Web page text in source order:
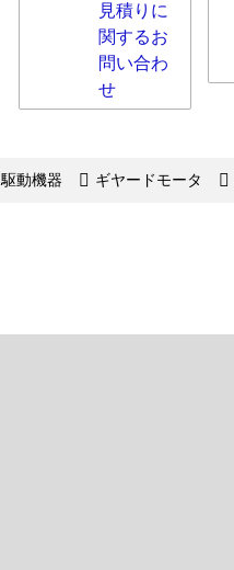
見積りに
関するお
問い合わ
せ
駆動機器 ギヤードモータ